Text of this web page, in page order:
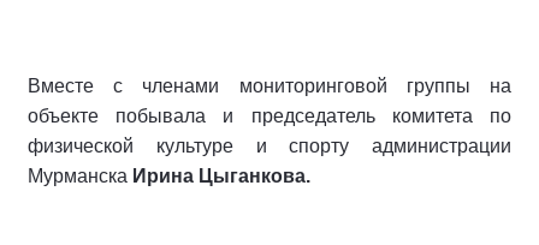
Вместе с членами мониторинговой группы на
объекте побывала и председатель комитета по
физической культуре и спорту администрации
Мурманска Ирина Цыганкова.